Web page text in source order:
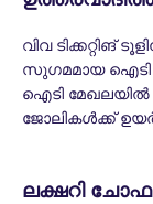
വിവ ടിക്കറ്റിങ്
സുഗമമായ ഐടി
ഐടി
ജോലികൾക്ക്
ലക്ഷറി